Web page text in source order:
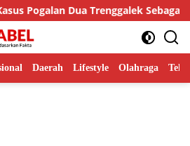
Dua Trenggalek Sebagai
Daerah Lifestyle Olahraga